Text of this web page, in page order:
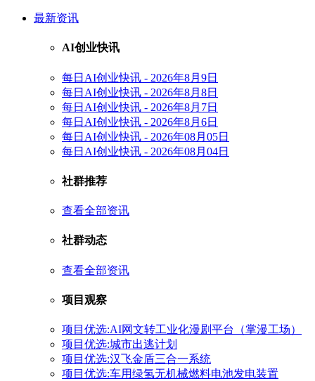
最新资讯
AI创业快讯
每日AI创业快讯 - 2026年8月9日
每日AI创业快讯 - 2026年8月8日
每日AI创业快讯 - 2026年8月7日
每日AI创业快讯 - 2026年8月6日
每日AI创业快讯 - 2026年08月05日
每日AI创业快讯 - 2026年08月04日
社群推荐
查看全部资讯
社群动态
查看全部资讯
项目观察
项目优选:AI网文转工业化漫剧平台（掌漫工场）
项目优选:城市出逃计划
项目优选:汉飞金盾三合一系统
项目优选:车用绿氢无机械燃料电池发电装置